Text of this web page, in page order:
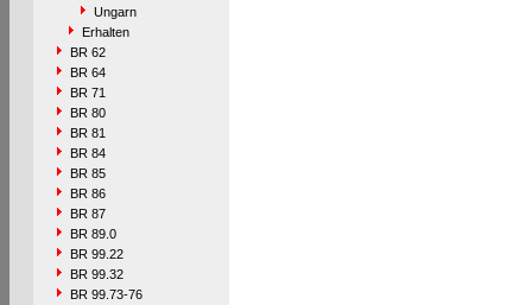
Ungarn
Erhalten
BR 62
BR 64
BR 71
BR 80
BR 81
BR 84
BR 85
BR 86
BR 87
BR 89.0
BR 99.22
BR 99.32
BR 99.73-76